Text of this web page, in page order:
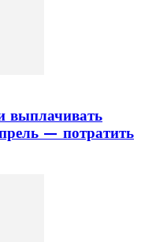
выплачивать
— потратить